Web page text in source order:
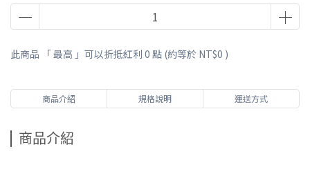
此商品 「 最高 」可以折抵紅利 0 點 (約等於 NT$0 )
商品介紹 規格說明 運送方式
商品介紹